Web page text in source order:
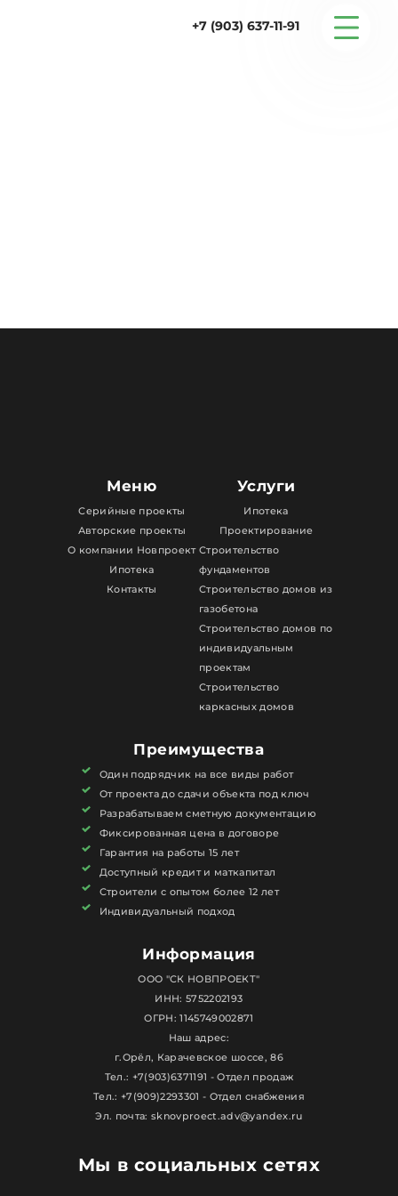
+7 (903) 637-11-91
Статьи
Мы в социальных сетях
Меню
Серийные проекты
Авторские проекты
О компании Новпроект
Ипотека
Контакты
Услуги
Ипотека
Проектирование
Строительство
фундаментов
Строительство домов из
газобетона
Строительство домов по
индивидуальным
проектам
Строительство
каркасных домов
Преимущества
Один подрядчик на все виды работ
От проекта до сдачи объекта под ключ
Разрабатываем сметную документацию
Фиксированная цена в договоре
Гарантия на работы 15 лет
Доступный кредит и маткапитал
Строители с опытом более 12 лет
Индивидуальный подход
Информация
ООО "СК НОВПРОЕКТ"
ИНН: 5752202193
ОГРН: 1145749002871
Наш адрес:
г.Орёл, Карачевское шоссе, 86
Тел.: +7(903)6371191 - Отдел продаж
Тел.: +7(909)2293301 - Отдел снабжения
Эл. почта: sknovproect.adv@yandex.ru